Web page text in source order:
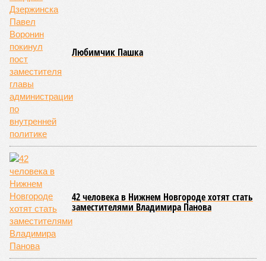
Любимчик Пашка
42 человека в Нижнем Новгороде хотят стать
заместителями Владимира Панова